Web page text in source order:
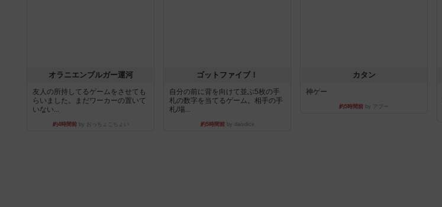
オラニエンブルガー運河
友人の所持してるゲームをさせても
らいました。まだワーカーの置いて
いない...
約4時間前by おっちょこちょい
ゴットファイブ！
自分の前に背を向けて並ぶ5枚の手
札の数字を当てるゲーム。相手の手
札/場...
約5時間前by daisdice
カタン
神ゲー
約5時間前 by アプー